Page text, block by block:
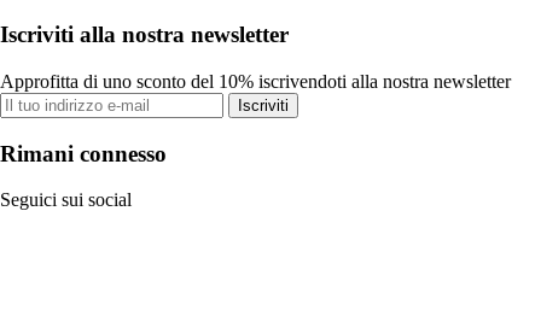
Iscriviti alla nostra newsletter
Approfitta di uno sconto del 10% iscrivendoti alla nostra newsletter
Iscriviti
Rimani connesso
Seguici sui social